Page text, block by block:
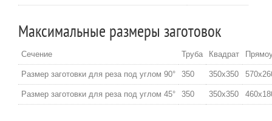
Максимальные размеры заготовок
Сечение Труба Квадрат
Размер заготовки для реза под углом 90° 350 350х350
Размер заготовки для реза под углом 45° 350 350х350